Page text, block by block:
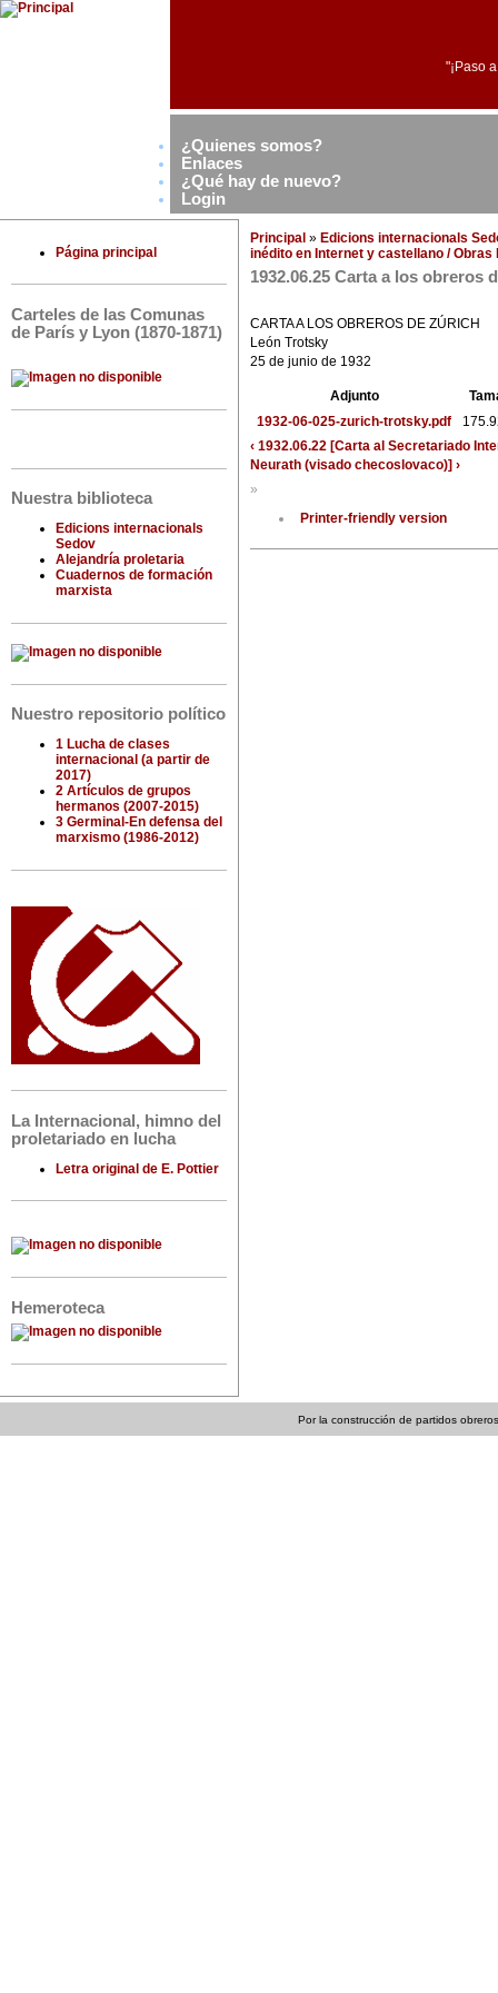
"¡Paso
¿Quienes somos?
Enlaces
¿Qué hay de nuevo?
Login
Página principal
Carteles de las Comunas
de París y Lyon (1870-1871)
Nuestra biblioteca
Edicions internacionals
Sedov
Alejandría proletaria
Cuadernos de formación
marxista
Nuestro repositorio político
1 Lucha de clases
internacional (a partir de
2017)
2 Artículos de grupos
hermanos (2007-2015)
3 Germinal-En defensa del
marxismo (1986-2012)
La Internacional, himno del
proletariado en lucha
Letra original de E. Pottier
Hemeroteca
Principal » Edicions internacionals
inédito en Internet y castellano / Obras
1932.06.25 Carta a los obreros
CARTA A LOS OBREROS DE ZÚRICH
León Trotsky
25 de junio de 1932
Adjunto
1932-06-025-zurich-trotsky.pdf
‹ 1932.06.22 [Carta al Secretariado
Neurath (visado checoslovaco)] ›
»
Printer-friendly version
Por la construcción de partidos